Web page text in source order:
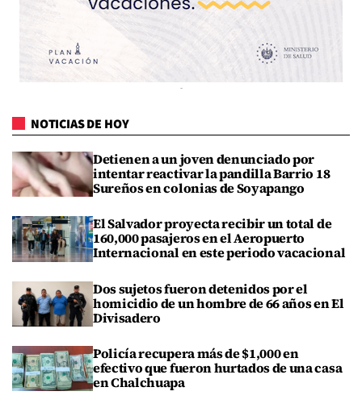
NOTICIAS DE HOY
Detienen a un joven denunciado por
intentar reactivar la pandilla Barrio 18
Sureños en colonias de Soyapango
El Salvador proyecta recibir un total de
160,000 pasajeros en el Aeropuerto
Internacional en este periodo vacacional
Dos sujetos fueron detenidos por el
homicidio de un hombre de 66 años en El
Divisadero
Policía recupera más de $1,000 en
efectivo que fueron hurtados de una casa
en Chalchuapa